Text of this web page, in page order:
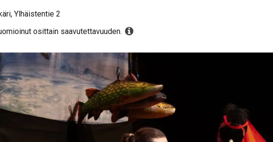
Ylhäistentie 2
osittain saavutettavuuden.